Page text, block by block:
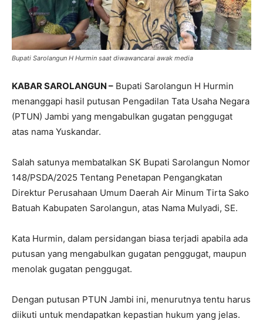
Bupati Sarolangun H Hurmin saat diwawancarai awak media
KABAR SAROLANGUN – Bupati Sarolangun H Hurmin
menanggapi hasil putusan Pengadilan Tata Usaha Negara
(PTUN) Jambi yang mengabulkan gugatan penggugat
atas nama Yuskandar.
Salah satunya membatalkan SK Bupati Sarolangun Nomor
148/PSDA/2025 Tentang Penetapan Pengangkatan
Direktur Perusahaan Umum Daerah Air Minum Tirta Sako
Batuah Kabupaten Sarolangun, atas Nama Mulyadi, SE.
Kata Hurmin, dalam persidangan biasa terjadi apabila ada
putusan yang mengabulkan gugatan penggugat, maupun
menolak gugatan penggugat.
Dengan putusan PTUN Jambi ini, menurutnya tentu harus
diikuti untuk mendapatkan kepastian hukum yang jelas.